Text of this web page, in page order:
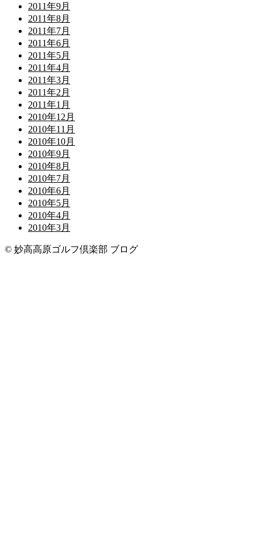
2011年9月
2011年8月
2011年7月
2011年6月
2011年5月
2011年4月
2011年3月
2011年2月
2011年1月
2010年12月
2010年11月
2010年10月
2010年9月
2010年8月
2010年7月
2010年6月
2010年5月
2010年4月
2010年3月
© 妙高高原ゴルフ倶楽部 ブログ